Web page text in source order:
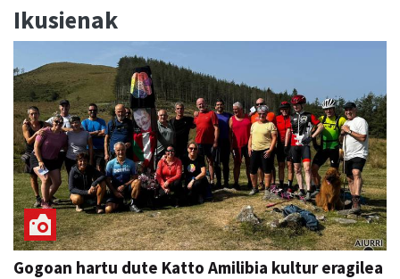
Ikusienak
Gogoan hartu dute Katto Amilibia kultur eragilea